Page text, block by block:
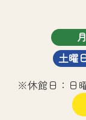
土曜
※休館日：日